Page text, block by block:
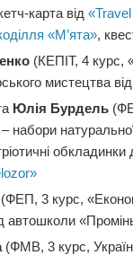
карта від
«М’ята»,
(КЕПІТ, 4 курс,
мистецтва
Юлія Бурдель
набори
обкладинки
(ФЕП, 3 курс,
автошколи
(ФМВ, 3 курс,